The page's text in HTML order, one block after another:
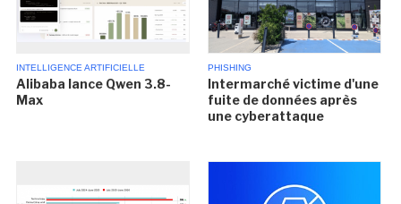
INTELLIGENCE ARTIFICIELLE
Alibaba lance Qwen 3.8-
Max
PHISHING
Intermarché victime d'une
fuite de données après
une cyberattaque